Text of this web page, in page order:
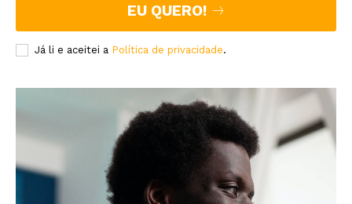
EU QUERO!
Já li e aceitei a Política de privacidade.